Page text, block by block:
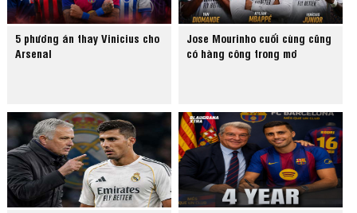
5 phương án thay Vinicius cho
Arsenal
Jose Mourinho cuối cùng cũng
có hàng công trong mơ